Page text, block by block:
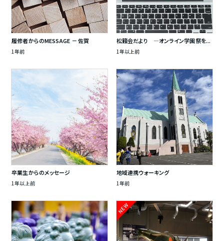
履修者からのMESSAGE － 佐賀
1年前
松籟会だより ―オンライン学園祭を...
1年以上前
卒業生からのメッセージ
1年以上前
地域連携ウォーキング
1年前
NEW